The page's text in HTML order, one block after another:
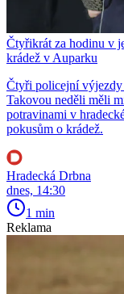
Čtyřikrát za hodinu v
krádež v Auparku
Čtyři policejní výjezdy
Takovou neděli měli
potravinami v
pokusům o krádež.
Hradecká Drbna
dnes, 14:30
1 min
Reklama